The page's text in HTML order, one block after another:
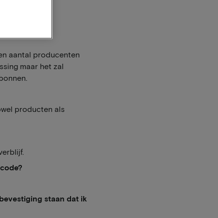
aantal producenten
maar het zal
producten als
staan dat ik